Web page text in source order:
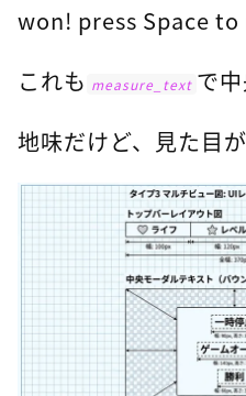
won! press Space to
これも measure_text で中
地味だけど、見た目